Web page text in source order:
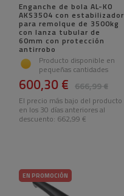
Enganche de bola AL-KO
AKS3504 con estabilizador
para remolque de 3500kg
con lanza tubular de
60mm con protección
antirrobo
Producto disponible en
pequeñas cantidades
666,99 €
600,30 €
El precio más bajo del producto
en los 30 días anteriores al
descuento: 662,99 €
EN PROMOCIÓN